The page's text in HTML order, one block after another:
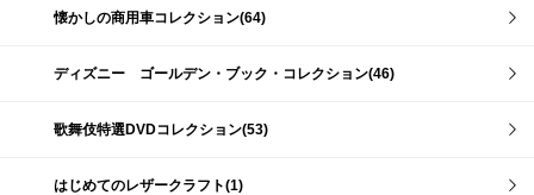
懐かしの商用車コレクション(64)
ディズニー ゴールデン・ブック・コレクション(46)
歌舞伎特選DVDコレクション(53)
はじめてのレザークラフト(1)